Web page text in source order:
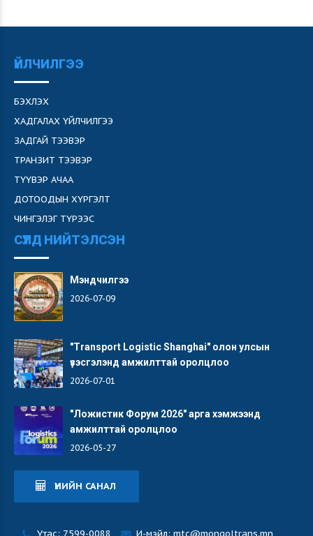
ҮЙЛЧИЛГЭЭ
БЭХЛЭХ
ХАДГАЛАХ ҮЙЛЧИЛГЭЭ
ЗАДГАЙ ТЭЭВЭР
ТРАНЗИТ ТЭЭВЭР
ТҮҮВЭР АЧАА
ДОТООДЫН ХҮРГЭЛТ
ЧИНГЭЛЭГ ТҮРЭЭС
СҮҮЛД НИЙТЭЛСЭН
Мэндчилгээ
2026-07-09
"Transport Logistic Shanghai" олон улсын
үзэсгэлэнд амжилттай оролцлоо
2026-07-01
"Ложистик Форум 2026" арга хэмжээнд
амжилттай оролцлоо
2026-05-27
ҮНИЙН САНАЛ
Утас: 7599-0088 И-мэйл: mtc@mongoltrans.mn